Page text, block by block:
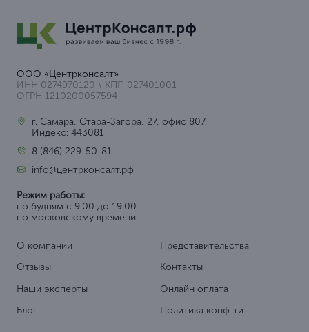
ООО «Центрконсалт»
ИНН 0274970120 \ КПП 027401001
ОГРН 1210200057594
г. Самара, Стара-Загора, 27, офис 807.
Индекс: 443081
8 (846) 229-50-81
info@центрконсалт.рф
Режим работы:
по будням с 9:00 до 19:00
по московскому времени
О компании
Отзывы
Наши эксперты
Блог
Представительства
Контакты
Онлайн оплата
Политика конф-ти